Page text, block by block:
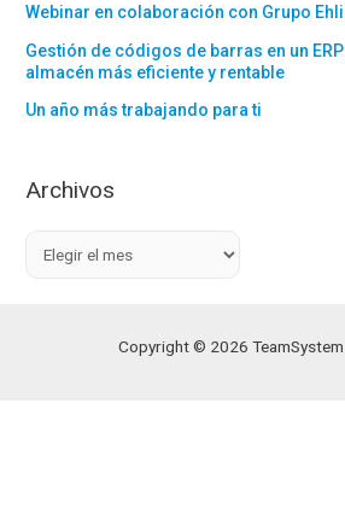
Webinar en colaboración con Grupo
Gestión de códigos de barras en un
almacén más eficiente y rentable
Un año más trabajando para ti
Archivos
Copyright © 2026